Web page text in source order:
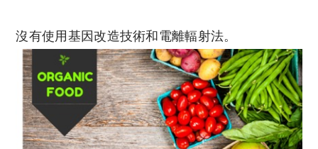
沒有使用基因改造技術和電離輻射法。